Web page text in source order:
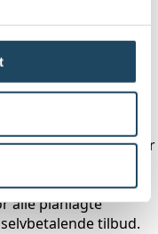
Øst
Øst. Alle henvisninger
Evidia på
gir deg
alle planlagte
tilbud.